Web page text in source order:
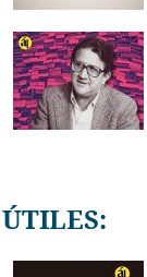
ÚTILES: